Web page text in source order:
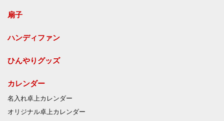
扇子
ハンディファン
ひんやりグッズ
カレンダー
名入れ卓上カレンダー
オリジナル卓上カレンダー